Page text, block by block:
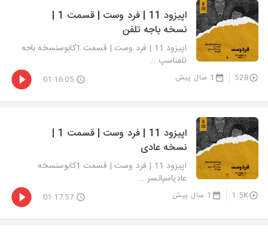
اپیزود 11 | فرد وست | قسمت 1 |
نسخه باجه تلفن
اپیزود 11 | فرد وست | قسمت 1کابوسنسخه باجه
تلفناسپ...
528 1 سال پیش 01:16:05
اپیزود 11 | فرد وست | قسمت 1 |
نسخه عادی
اپیزود 11 | فرد وست | قسمت 1کابوسنسخه
عادیاسپانسر ...
1.5K 1 سال پیش 01:17:57